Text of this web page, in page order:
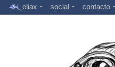
eliax social contacto